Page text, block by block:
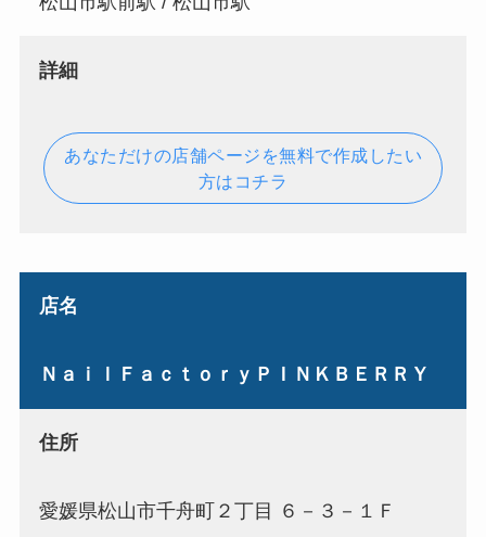
詳細
あなただけの店舗ページを無料で作成したい
方はコチラ
店名
ＮａｉｌＦａｃｔｏｒｙＰＩＮＫＢＥＲＲＹ
住所
愛媛県松山市千舟町２丁目 ６－３－１Ｆ